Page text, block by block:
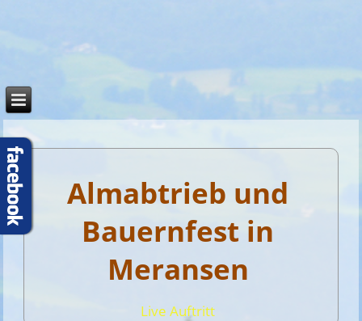
Almabtrieb und
Bauernfest in
Meransen
Live Auftritt